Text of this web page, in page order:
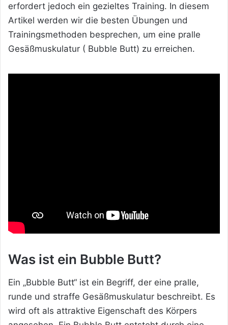
erfordert jedoch ein gezieltes Training. In diesem
Artikel werden wir die besten Übungen und
Trainingsmethoden besprechen, um eine pralle
Gesäßmuskulatur ( Bubble Butt) zu erreichen.
Was ist ein Bubble Butt?
Ein „Bubble Butt“ ist ein Begriff, der eine pralle,
runde und straffe Gesäßmuskulatur beschreibt. Es
wird oft als attraktive Eigenschaft des Körpers